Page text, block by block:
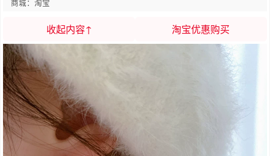
商城：淘宝
收起内容↑ 淘宝优惠购买